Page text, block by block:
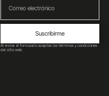
Suscribirme
Al enviar el formulario aceptas los términos y condiciones
del sitio web